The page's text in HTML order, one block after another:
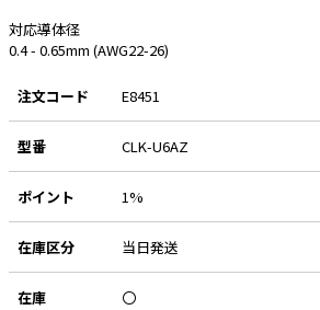
暑さ対策
対応導体径
0.4 - 0.65mm (AWG22-26)
注文コード E8451
型番 CLK-U6AZ
ポイント 1%
在庫区分 当日発送
在庫 〇